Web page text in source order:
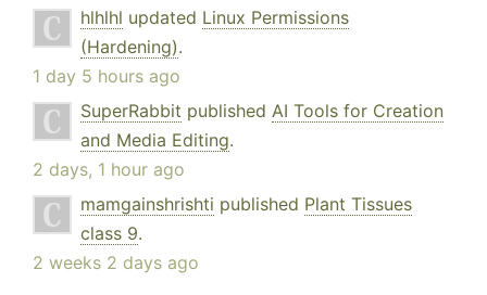
hlhlhl updated Linux Permissions
(Hardening).
1 day 5 hours ago
SuperRabbit published AI Tools for Creation
and Media Editing.
2 days, 1 hour ago
mamgainshrishti published Plant Tissues
class 9.
2 weeks 2 days ago